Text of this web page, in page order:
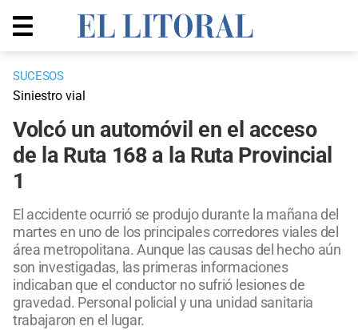
SUCESOS
Siniestro vial
Volcó un automóvil en el acceso
de la Ruta 168 a la Ruta Provincial
1
El accidente ocurrió se produjo durante la mañana del
martes en uno de los principales corredores viales del
área metropolitana. Aunque las causas del hecho aún
son investigadas, las primeras informaciones
indicaban que el conductor no sufrió lesiones de
gravedad. Personal policial y una unidad sanitaria
trabajaron en el lugar.